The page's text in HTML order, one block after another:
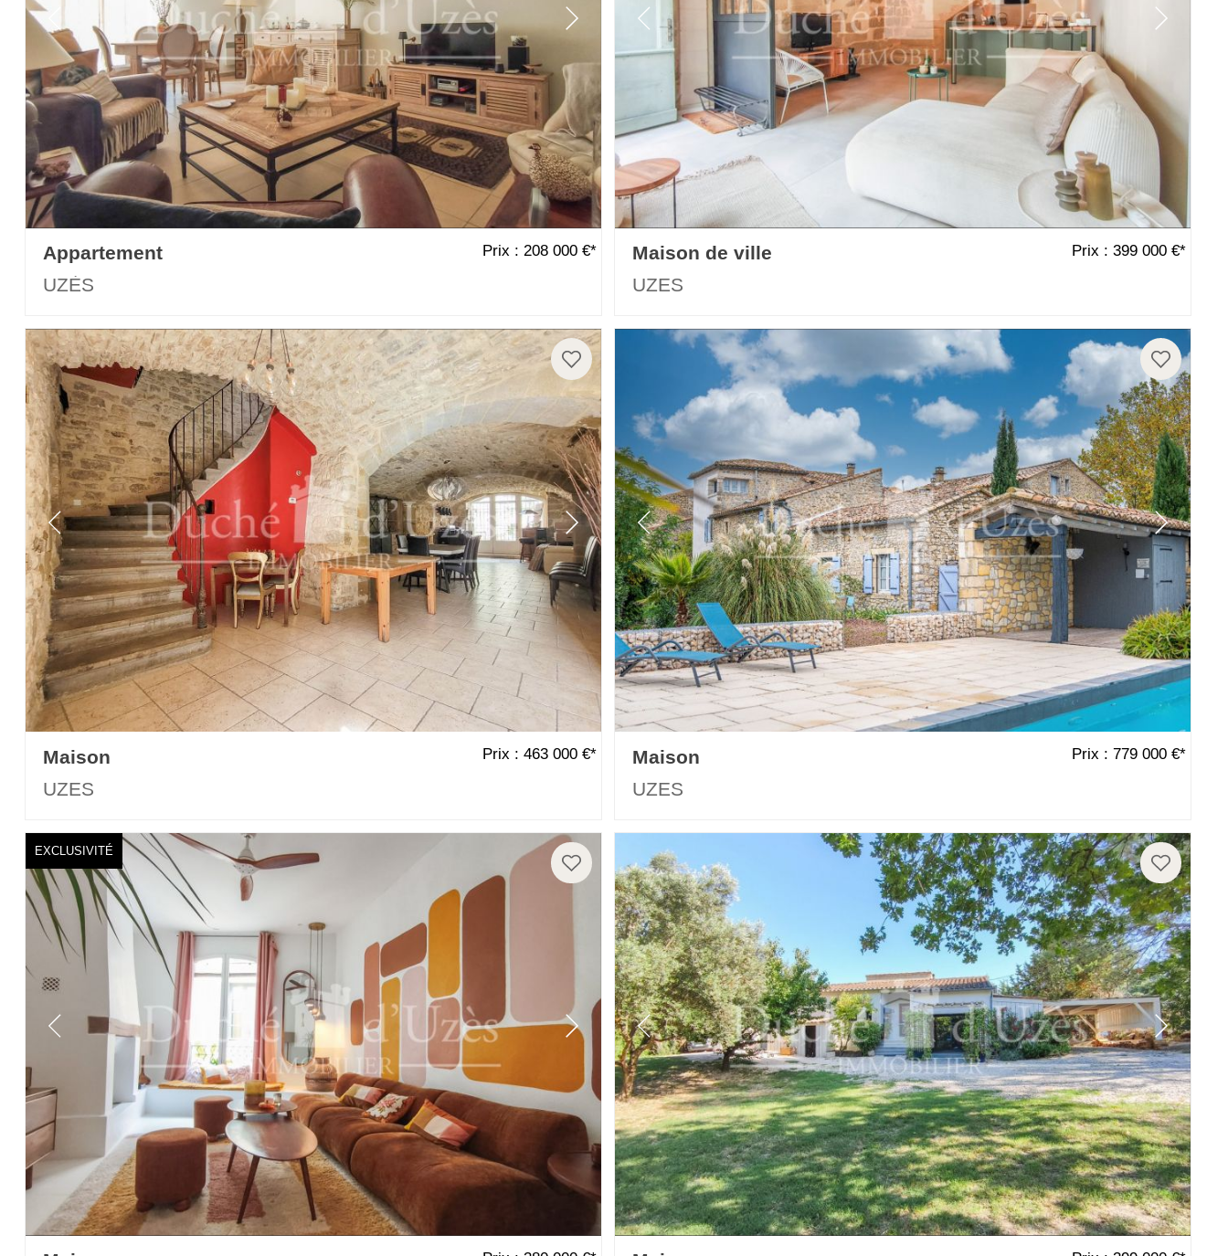
Appartement
UZÈS
Prix : 208 000 €*
Maison de ville
UZES
Prix : 399 000 €*
Maison
UZES
Prix : 463 000 €*
Maison
UZES
Prix : 779 000 €*
EXCLUSIVITÉ